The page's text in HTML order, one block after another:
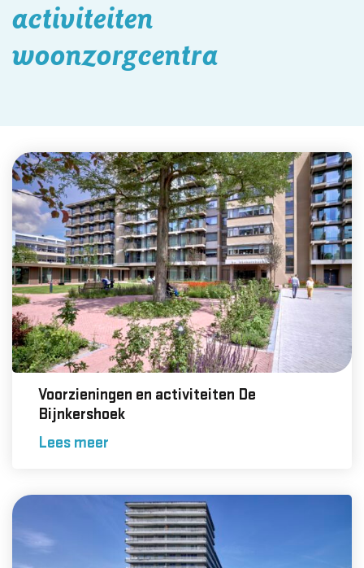
activiteiten
woonzorgcentra
Voorzieningen en activiteiten De
Bijnkershoek
Lees meer